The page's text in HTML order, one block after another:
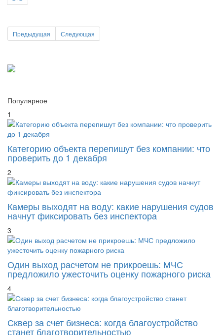
1
Категорию объекта перепишут без компании: что
проверить до 1 декабря
2
Камеры выходят на воду: какие нарушения судов
начнут фиксировать без инспектора
3
Один выход расчетом не прикроешь: МЧС
предложило ужесточить оценку пожарного риска
4
Сквер за счет бизнеса: когда благоустройство
станет благотворительностью